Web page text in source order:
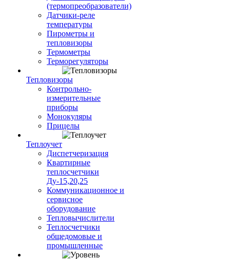
(термопреобразователи)
Датчики-реле
температуры
Пирометры и
тепловизоры
Термометры
Терморегуляторы
Тепловизоры
Контрольно-
измерительные
приборы
Монокуляры
Прицелы
Теплоучет
Диспетчеризация
Квартирные
теплосчетчики
Ду-15,20,25
Коммуникационное и
сервисное
оборудование
Тепловычислители
Теплосчетчики
общедомовые и
промышленные